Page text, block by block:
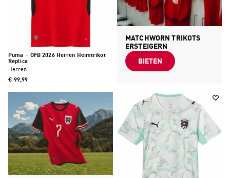
Puma · ÖFB 2026 Herren Heimtrikot
Replica
Herren
€ 99,99
MATCHWORN TRIKOTS
ERSTEIGERN
BIETEN